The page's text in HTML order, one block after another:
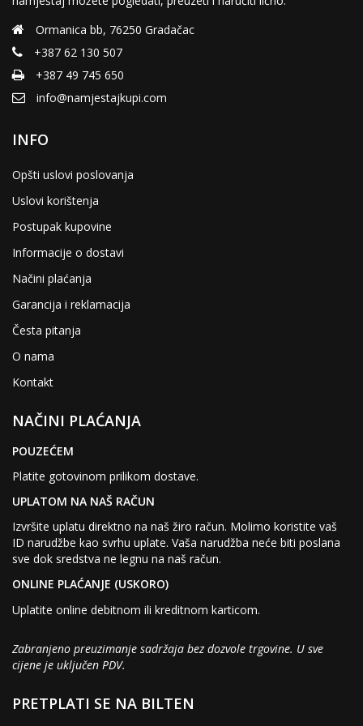
Ormanica bb, 76250 Gradačac
+387 62 130 507
+387 49 745 650
info@namjestajkupi.com
INFO
Opšti uslovi poslovanja
Uslovi korištenja
Postupak kupovine
Informacije o dostavi
Načini plaćanja
Garancija i reklamacija
Česta pitanja
O nama
Kontakt
NAČINI PLAĆANJA
POUZEĆEM
Platite gotovinom prilikom dostave.
UPLATOM NA NAŠ RAČUN
Izvršite uplatu direktno na naš žiro račun. Molimo koristite vaš
ID narudžbe kao svrhu uplate. Vaša narudžba neće biti poslana
sve dok sredstva ne legnu na naš račun.
ONLINE PLAĆANJE (USKORO)
Uplatite online debitnom ili kreditnom karticom.
Zabranjeno preuzimanje sadržaja bez dozvole trgovine. U sve
cijene je uključen PDV.
PRETPLATI SE NA BILTEN